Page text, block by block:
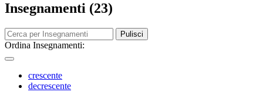
Insegnamenti (23)
Pulisci
Ordina Insegnamenti:
crescente
decrescente